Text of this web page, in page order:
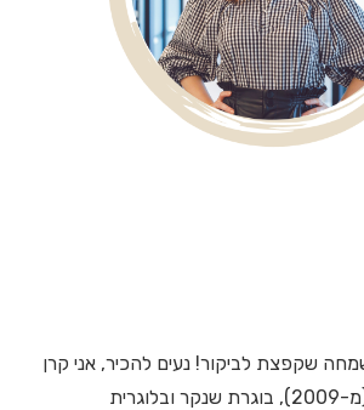
שקפצת לביקור! נעים להכיר, אני קרן
בר, מעצבת פנים (מ-2009), בוגרת שנקר ובלוגרית